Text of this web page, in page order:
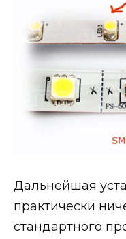
Дальнейшая
практически
стандартного